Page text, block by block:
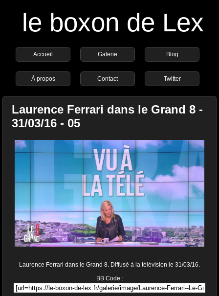
le boxon de Lex
Accueil Galerie Blog
À propos Contact Twitter
Laurence Ferrari dans le Grand 8 -
31/03/16 - 05
Laurence Ferrari dans le Grand 8. Diffusé à la télévision le 31/03/16.
BB Code :